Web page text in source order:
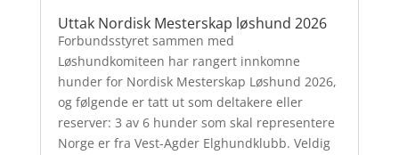
Uttak Nordisk Mesterskap løshund 2026
Forbundsstyret sammen med
Løshundkomiteen har rangert innkomne
hunder for Nordisk Mesterskap Løshund 2026,
og følgende er tatt ut som deltakere eller
reserver: 3 av 6 hunder som skal representere
Norge er fra Vest-Agder Elghundklubb. Veldig